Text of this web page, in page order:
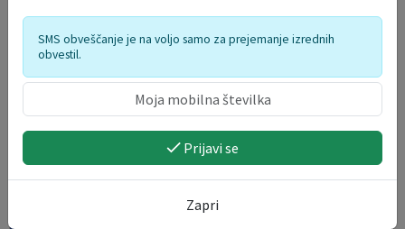
SMS obveščanje je na voljo samo za prejemanje izrednih
obvestil.
Prijavi se
Zapri